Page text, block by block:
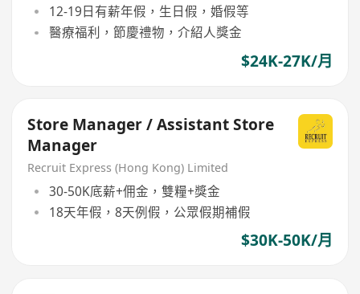
12-19日有薪年假，生日假，婚假等
醫療福利，節慶禮物，介紹人獎金
$24K-27K/月
Store Manager / Assistant Store
Manager
Recruit Express (Hong Kong) Limited
30-50K底薪+佣金，雙糧+獎金
18天年假，8天例假，公眾假期補假
$30K-50K/月